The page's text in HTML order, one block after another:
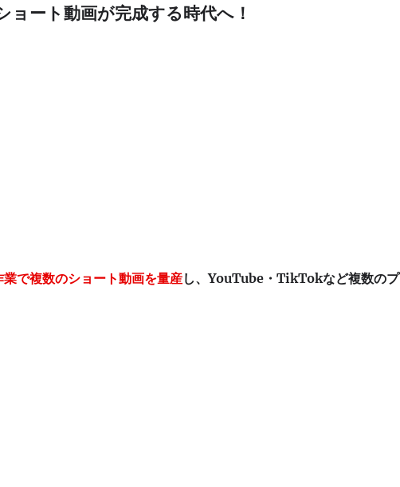
ート動画が完成する時代へ！
で複数のショート動画を量産し、YouTube・TikTokなど複数のプ